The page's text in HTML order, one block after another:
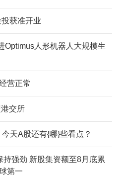
获准开业
Optimus人形机器人大规模生
营正常
港交所
天A股还有{哪}些看点？
持强劲 新股集资额至8月底累
第一